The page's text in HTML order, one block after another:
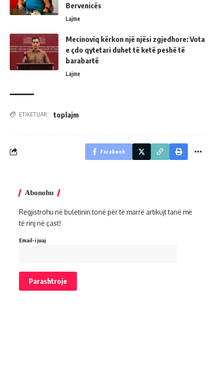
Bervenicës
Lajme
Mecinoviq kërkon një njësi zgjedhore: Vota
e çdo qytetari duhet të ketë peshë të
barabartë
Lajme
ETIKETUAR: toplajm
Facebook
Abonohu
Regjistrohu në buletinin tonë për të marrë artikujt tanë më
të rinj në çast!
Email-i juaj